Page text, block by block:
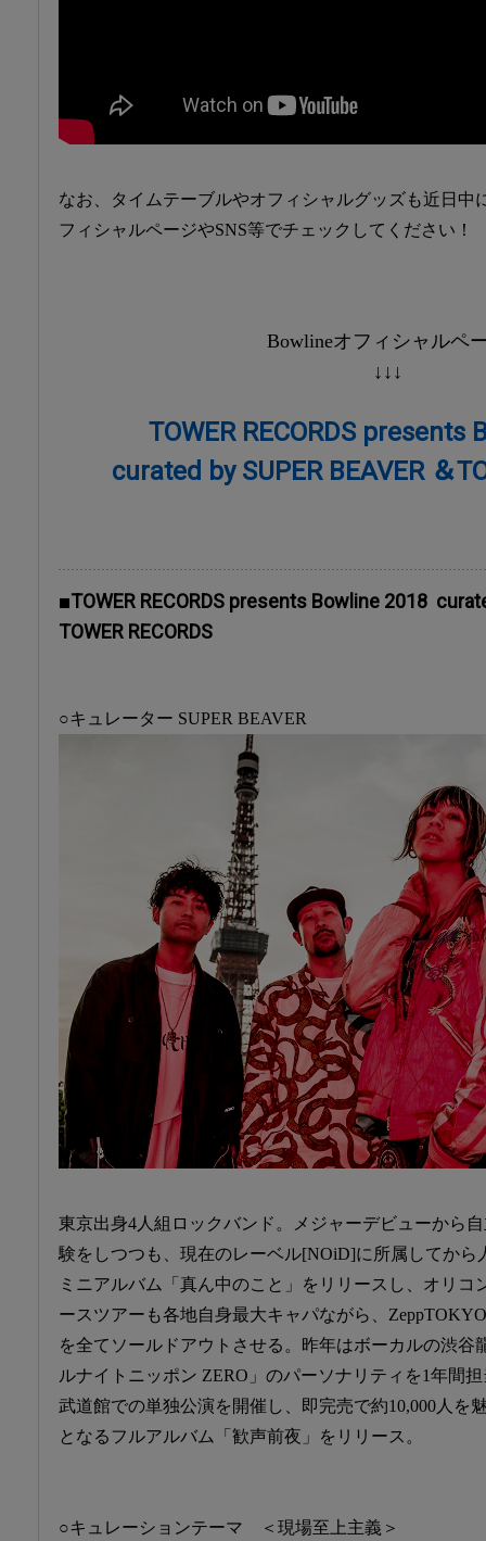
なお、タイムテーブルやオフィシャルグッズも近日中
フィシャルページやSNS等でチェックしてください！
Bowlineオフィシャルペ
↓↓↓
TOWER RECORDS presents
curated by SUPER BEAVER ＆
■TOWER RECORDS presents Bowline 2018
TOWER RECORDS
○キュレーター SUPER BEAVER
東京出身4人組ロックバンド。メジャーデビューから
験をしつつも、現在のレーベル[NOiD]に所属してから
ミニアルバム「真ん中のこと」をリリースし、オリコ
ースツアーも各地自身最大キャパながら、
を全てソールドアウトさせる。昨年はボーカルの渋谷
ルナイトニッポン ZERO」のパーソナリティを1年間
武道館での単独公演を開催し、即完売で約10,000人を
となるフルアルバム「歓声前夜」をリリース。
○キュレーションテーマ ＜現場至上主義＞